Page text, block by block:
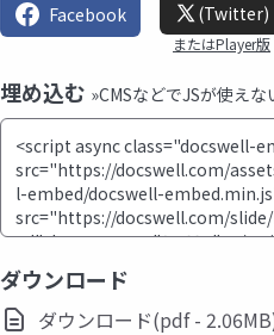
Facebook (Twitter)
またはPlayer版
埋め込む »CMSなどでJSが使えな
ダウンロード
ダウンロード(pdf -